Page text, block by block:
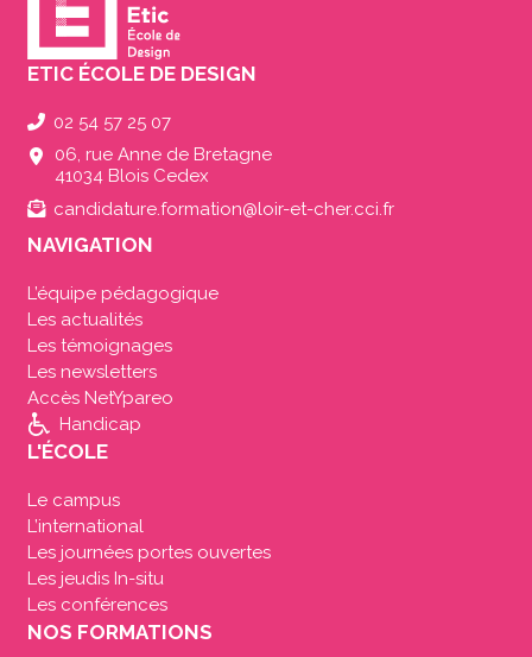
ETIC ÉCOLE DE DESIGN
02 54 57 25 07
06, rue Anne de Bretagne
41034 Blois Cedex
candidature.formation@loir-et-cher.cci.fr
NAVIGATION
L’équipe pédagogique
Les actualités
Les témoignages
Les newsletters
Accès NetYpareo
Handicap
L'ÉCOLE
Le campus
L’international
Les journées portes ouvertes
Les jeudis In-situ
Les conférences
NOS FORMATIONS